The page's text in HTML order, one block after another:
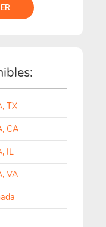
TX
CA
IL
VA